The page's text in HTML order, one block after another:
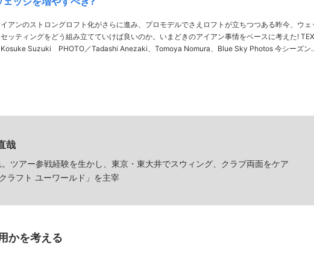
アンのストロングロフト化がさらに進み、プロモデルでさえロフトが立ちつつある昨今、ウェ
ッティングをどう組み立てていけば良いのか。いまどきのアイアン事情をベースに考えた! TEXT
Suzuki PHOTO／Tadashi Anezaki、Tomoya Nomura、Blue Sky Photos 今シーズン後
哉
ツアー参戦経験を生かし、東京・東大井でスウィング、クラブ両面をケア
ラフト ユーワールド」を主宰
かを考える